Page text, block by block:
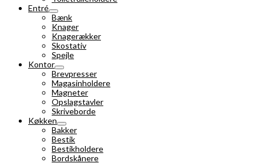
Entré
Bænk
Knager
Knagerækker
Skostativ
Spejle
Kontor
Brevpresser
Magasinholdere
Magneter
Opslagstavler
Skriveborde
Køkken
Bakker
Bestik
Bestikholdere
Bordskånere